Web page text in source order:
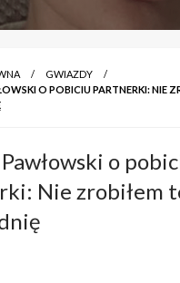
GWIAZDY
O POBICIU PARTNERKI: NIE
o
Nie zrobiłem